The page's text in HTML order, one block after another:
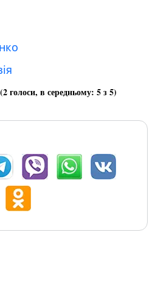
(2голоси, в середньому: 5з 5)